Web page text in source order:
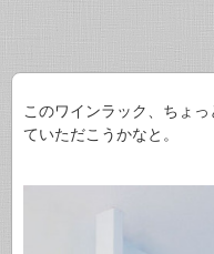
このワインラック、ちょ
ていただこうかなと。